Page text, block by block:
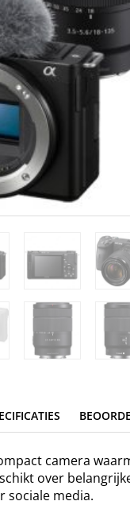
camera
over
sociale media.